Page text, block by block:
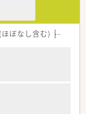
ぼなし含む) 車通勤